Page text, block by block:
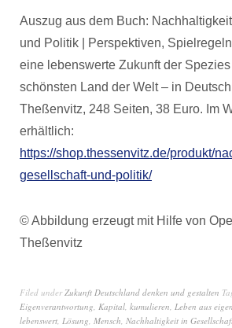
Auszug aus dem Buch:
und Politik | Perspektiven,
eine lebenswerte Zukunft der
schönsten Land der Welt – in
Theßenvitz, 248 Seiten, 38 Euro. Im
erhältlich:
https://shop.thessenvitz.de/produkt/
gesellschaft-und-politik/
© Abbildung erzeugt mit Hilfe von
Theßenvitz
Filed underZukunft Deutschland denken und gestalten
Eigenverantwortung, Kapital, kumulieren, Leben aus
lebenswert, Lösung, Mensch, Nachhaltigkeit in